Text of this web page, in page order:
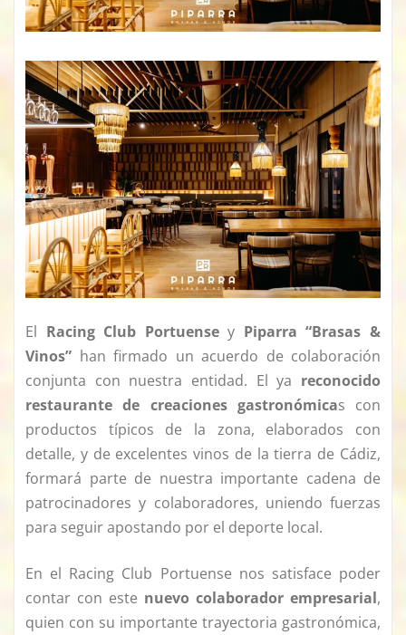
El Racing Club Portuensey Piparra “Brasas &
Vinos” han firmado un acuerdo de colaboración
conjunta con nuestra entidad. El ya reconocido
restaurante de creaciones gastronómicas con
productos típicos de la zona, elaborados con
detalle, y de excelentes vinos de la tierra de Cádiz,
formará parte de nuestra importante cadena de
patrocinadores y colaboradores, uniendo fuerzas
para seguir apostando por el deporte local.
En el Racing Club Portuense nos satisface poder
contar con este nuevo colaborador empresarial,
quien con su importante trayectoria gastronómica,